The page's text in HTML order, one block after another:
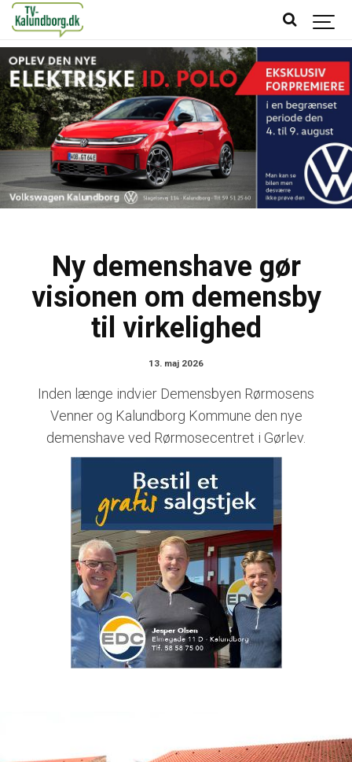
Ny demenshave gør
visionen om demensby
til virkelighed
13. maj 2026
Inden længe indvier Demensbyen Rørmosens
Venner og Kalundborg Kommune den nye
demenshave ved Rørmosecentret i Gørlev.